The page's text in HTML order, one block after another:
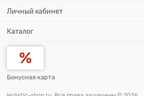
Личный кабинет
Каталог
Бонусная карта